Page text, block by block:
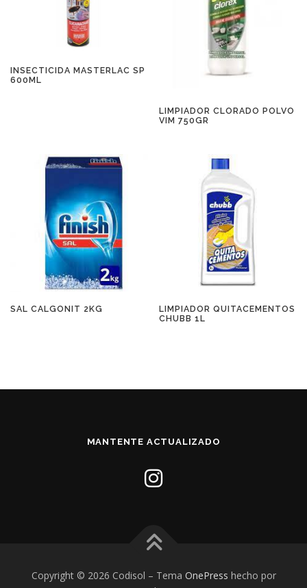
INSECTICIDA MASTERLAC SP
600ML
LIMPIADOR CLORADO POLVO
VIM 750GR
SAL CALGONIT 2KG
LIMPIADOR QUITACEMENTOS
CHUBB 1L
MANTENTE ACTUALIZADO
Copyright © 2026 Codisol – Tema OnePress hecho por